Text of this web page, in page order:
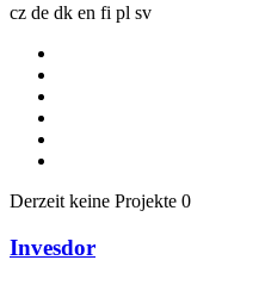
cz de dk en fi pl sv
Derzeit keine Projekte 0
Invesdor